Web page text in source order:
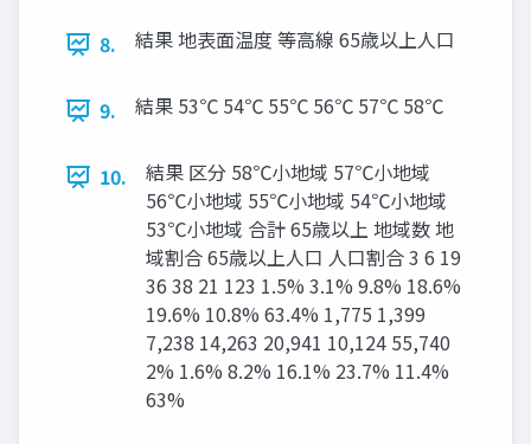
8. 結果 地表面温度 等高線 65歳以上人口
9. 結果 53℃ 54℃ 55℃ 56℃ 57℃ 58℃
10.
結果 区分 58℃小地域 57℃小地域
56℃小地域 55℃小地域 54℃小地域
53℃小地域 合計 65歳以上 地域数 地
域割合 65歳以上人口 人口割合 3 6 19
36 38 21 123 1.5% 3.1% 9.8% 18.6%
19.6% 10.8% 63.4% 1,775 1,399
7,238 14,263 20,941 10,124 55,740
2% 1.6% 8.2% 16.1% 23.7% 11.4%
63%